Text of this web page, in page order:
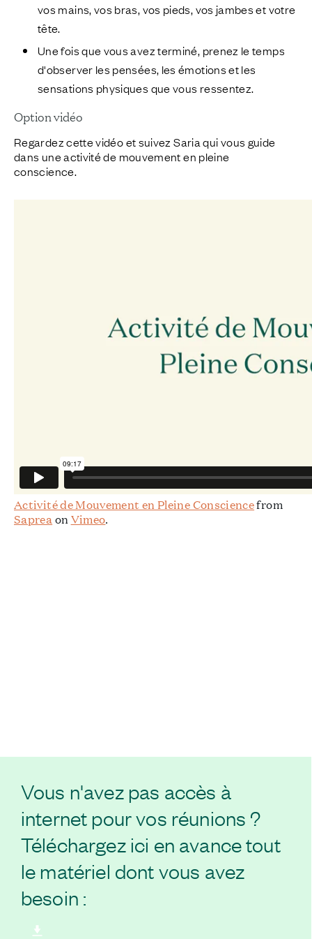
vos mains, vos bras, vos pieds, vos jambes et votre
tête.
Une fois que vous avez terminé, prenez le temps
d'observer les pensées, les émotions et les
sensations physiques que vous ressentez.
Option vidéo
Regardez cette vidéo et suivezSariaqui vous guide
dans une activité de mouvement en pleine
conscience.
Activité de Mouvement en Pleine Consciencefrom
SapreaonVimeo.
Vous n'avez pas accès à
internet pour vos réunions ?
Téléchargez ici en avance tout
le matériel dont vous avez
besoin :